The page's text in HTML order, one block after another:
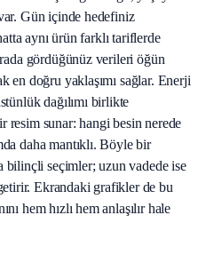
Gün içinde hedefiniz
aynı ürün farklı tariflerde
gördüğünüz verileri öğün
en doğru yaklaşımı sağlar. Enerji
dağılımı birlikte
resim sunar: hangi besin nerede
daha mantıklı. Böyle bir
bilinçli seçimler; uzun vadede ise
Ekrandaki grafikler de bu
hem hızlı hem anlaşılır hale